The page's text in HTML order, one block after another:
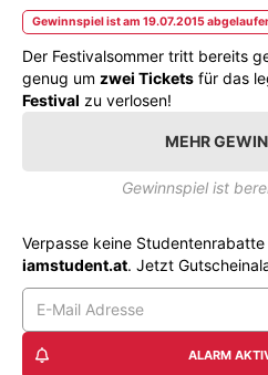
Gewinnspiel ist am 19.07.2015
Der Festivalsommer tritt bereits
genug um zwei Tickets für das
Festival zu verlosen!
MEHR
Gewinnspiel ist
Verpasse keine
iamstudent.at. Jetzt
ALARM